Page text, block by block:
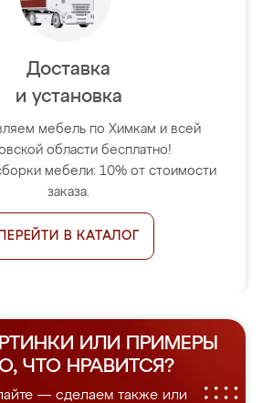
Доставка
и установка
мебель по Химкам и всей
области бесплатно!
мебели: 10% от стоимости
заказа.
ПЕРЕЙТИ В КАТАЛОГ
ИЛИ ПРИМЕРЫ
ЧТО НРАВИТСЯ?
— сделаем также или